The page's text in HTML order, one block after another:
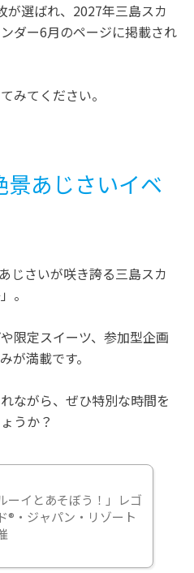
が選ばれ、2027年三島スカ
ダー6月のページに掲載され
みてください。
あじさいイベ
じさいが咲き誇る三島スカ
。
限定スイーツ、参加型企画
が満載です。
ながら、ぜひ特別な時間を
うか？
ーイとあそぼう！」レゴ
®・ジャパン・リゾート